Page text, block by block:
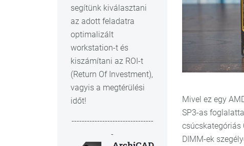
Mivel ez egy
SP3-as
csúcskategóriás
DIMM-ek
segítünk kiválasztani
az adott feladatra
optimalizált
workstation-t és
kiszámítani az ROI-t
(Return Of Investment),
vagyis a megtérülési
időt!
--------------------------------
-